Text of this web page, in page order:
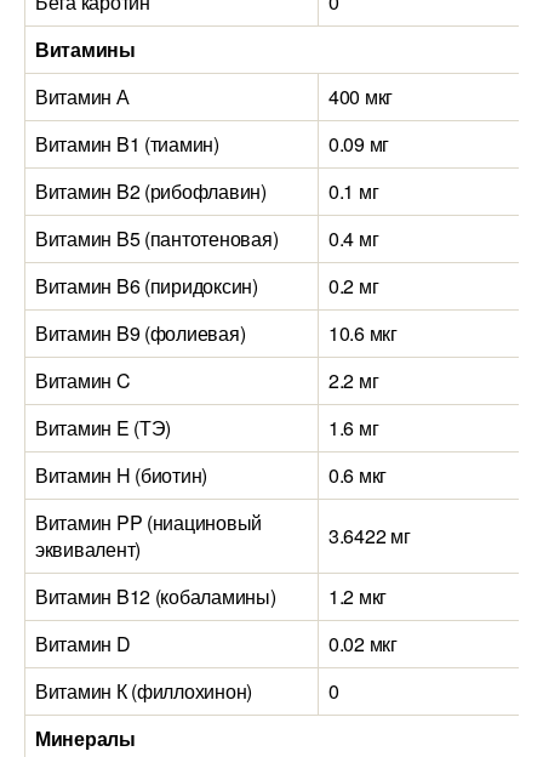
Витамины
Витамин А
400 мкг
Витамин B1 (тиамин)
0.09 мг
Витамин B2 (рибофлавин)
0.1 мг
Витамин B5 (пантотеновая)
0.4 мг
Витамин B6 (пиридоксин)
0.2 мг
Витамин B9 (фолиевая)
10.6 мкг
Витамин C
2.2 мг
Витамин E (ТЭ)
1.6 мг
Витамин H (биотин)
0.6 мкг
Витамин PP (ниациновый
эквивалент)
3.6422 мг
Витамин B12 (кобаламины)
1.2 мкг
Витамин D
0.02 мкг
Витамин К (филлохинон)
0
Минералы